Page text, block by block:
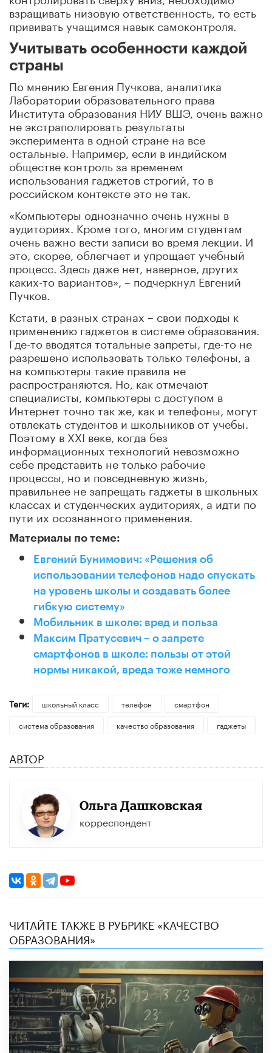
взращивать низовую ответственность, то есть
прививать учащимся навык самоконтроля.
Учитывать особенности каждой
страны
По мнению Евгения Пучкова, аналитика
Лаборатории образовательного права
Института образования НИУ ВШЭ, очень важно
не экстраполировать результаты
эксперимента в одной стране на все
остальные. Например, если в индийском
обществе контроль за временем
использования гаджетов строгий, то в
российском контексте это не так.
«Компьютеры однозначно очень нужны в
аудиториях. Кроме того, многим студентам
очень важно вести записи во время лекции. И
это, скорее, облегчает и упрощает учебный
процесс. Здесь даже нет, наверное, других
каких-то вариантов», – подчеркнул Евгений
Пучков.
Кстати, в разных странах – свои подходы к
применению гаджетов в системе образования.
Где-то вводятся тотальные запреты, где-то не
разрешено использовать только телефоны, а
на компьютеры такие правила не
распространяются. Но, как отмечают
специалисты, компьютеры с доступом в
Интернет точно так же, как и телефоны, могут
отвлекать студентов и школьников от учебы.
Поэтому в XXIвеке, когда без
информационных технологий невозможно
себе представить не только рабочие
процессы, но и повседневную жизнь,
правильнее не запрещать гаджеты в школьных
классах и студенческих аудиториях, а идти по
пути их осознанного применения.
Материалы по теме:
Евгений Бунимович: «Решения об
использовании телефонов надо спускать
на уровень школы и создавать более
гибкую систему»
Мобильник в школе: вред и польза
Максим Пратусевич – о запрете
смартфонов в школе: пользы от этой
нормы никакой, вреда тоже немного
Теги: школьный класс телефон
смартфон
система образования
качество образования гаджеты
АВТОР
Ольга Дашковская
корреспондент
ЧИТАЙТЕ ТАКЖЕ В РУБРИКЕ «КАЧЕСТВО
ОБРАЗОВАНИЯ»